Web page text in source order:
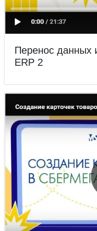
Перенос
ERP 2